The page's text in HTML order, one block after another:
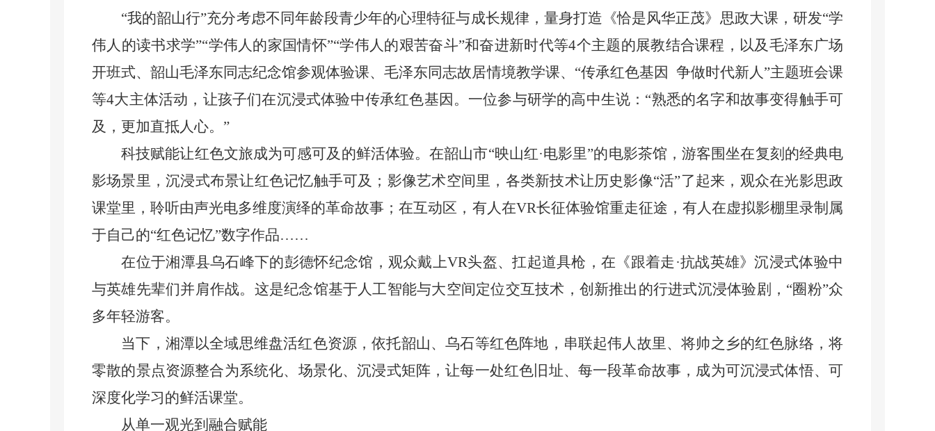
“我的韶山行”充分考虑不同年龄段青少年的心理特征与成长规律，量身打造《恰是风华正茂》思政大课，研发“学
伟人的读书求学”“学伟人的家国情怀”“学伟人的艰苦奋斗”和奋进新时代等4个主题的展教结合课程，以及毛泽东广场
开班式、韶山毛泽东同志纪念馆参观体验课、毛泽东同志故居情境教学课、“传承红色基因 争做时代新人”主题班会课
等4大主体活动，让孩子们在沉浸式体验中传承红色基因。一位参与研学的高中生说：“熟悉的名字和故事变得触手可
及，更加直抵人心。”
科技赋能让红色文旅成为可感可及的鲜活体验。在韶山市“映山红·电影里”的电影茶馆，游客围坐在复刻的经典电
影场景里，沉浸式布景让红色记忆触手可及；影像艺术空间里，各类新技术让历史影像“活”了起来，观众在光影思政
课堂里，聆听由声光电多维度演绎的革命故事；在互动区，有人在VR长征体验馆重走征途，有人在虚拟影棚里录制属
于自己的“红色记忆”数字作品……
在位于湘潭县乌石峰下的彭德怀纪念馆，观众戴上VR头盔、扛起道具枪，在《跟着走·抗战英雄》沉浸式体验中
与英雄先辈们并肩作战。这是纪念馆基于人工智能与大空间定位交互技术，创新推出的行进式沉浸体验剧，“圈粉”众
多年轻游客。
当下，湘潭以全域思维盘活红色资源，依托韶山、乌石等红色阵地，串联起伟人故里、将帅之乡的红色脉络，将
零散的景点资源整合为系统化、场景化、沉浸式矩阵，让每一处红色旧址、每一段革命故事，成为可沉浸式体悟、可
深度化学习的鲜活课堂。
从单一观光到融合赋能